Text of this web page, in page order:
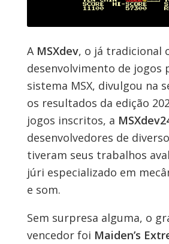
A MSXdev, o já tradicional
desenvolvimento de jogos
sistema MSX, divulgou na
os resultados da edição
jogos inscritos, a
desenvolvedores de
tiveram seus trabalhos
júri especializado em
e som.
Sem surpresa alguma, o
vencedor foi Maiden’s